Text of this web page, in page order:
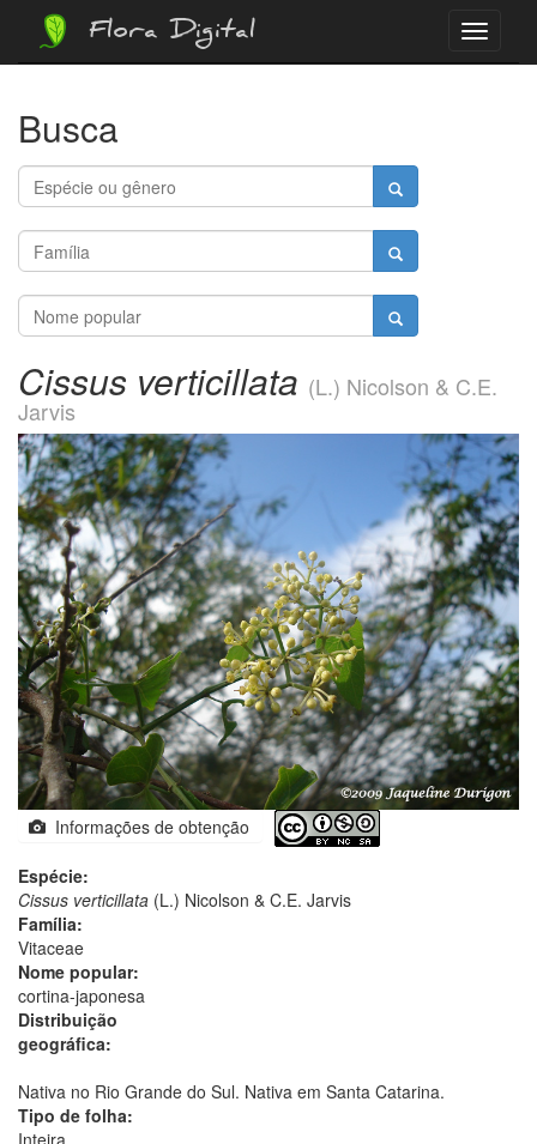
Menu
Flora Digital
Busca
Cissus verticillata (L.) Nicolson & C.E.
Jarvis
Informações de obtenção
Espécie:
Cissus verticillata (L.) Nicolson & C.E. Jarvis
Família:
Vitaceae
Nome popular:
cortina-japonesa
Distribuição
geográfica:
Nativa no Rio Grande do Sul. Nativa em Santa Catarina.
Tipo de folha:
Inteira